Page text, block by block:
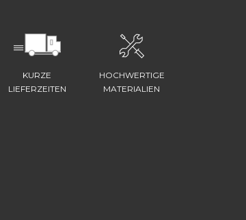
KURZE
LIEFERZEITEN
HOCHWERTIGE
MATERIALIEN